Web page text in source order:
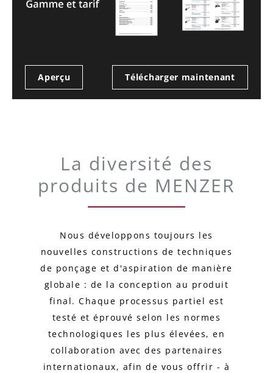
Aperçu Télécharger maintenant
La diversité des
produits de MENZER
Nous développons toujours les
nouvelles constructions de techniques
de ponçage et d'aspiration de manière
globale : de la conception au produit
final. Chaque processus partiel est
testé et éprouvé selon les normes
technologiques les plus élevées, en
collaboration avec des partenaires
internationaux, afin de vous offrir - à